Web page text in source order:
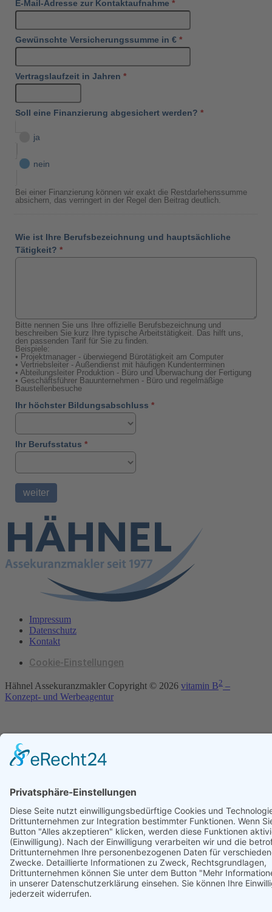
Impressum
Datenschutz
Kontakt
Cookie-Einstellungen
Hähnel Assekuranzmakler Copyright © 2026 vitamin B2 –
Konzept- und Werbeagentur